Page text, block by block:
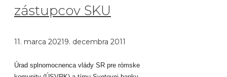
zástupcov SKU
11. marca 20219. decembra 2011
Úrad splnomocnenca vlády SR pre rómske